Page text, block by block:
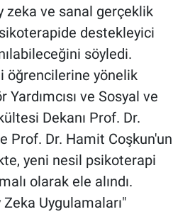
zeka ve sanal gerçeklik
destekleyici
söyledi.
öğrencilerine yönelik
ve Sosyal ve
Dekanı Prof. Dr.
Prof. Dr. Hamit Coşkun'un
yeni nesil psikoterapi
olarak ele alındı.
Uygulamaları"